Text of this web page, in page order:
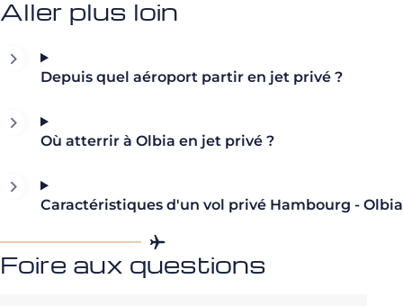
Aller plus loin
Depuis quel aéroport partir en jet privé ?
Où atterrir à Olbia en jet privé ?
Caractéristiques d'un vol privé Hambourg - Olbia
Foire aux questions